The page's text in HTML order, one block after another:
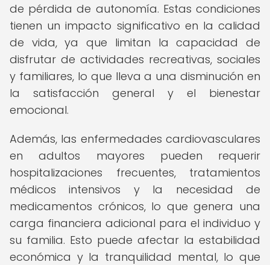
de pérdida de autonomía. Estas condiciones
tienen un impacto significativo en la calidad
de vida, ya que limitan la capacidad de
disfrutar de actividades recreativas, sociales
y familiares, lo que lleva a una disminución en
la satisfacción general y el bienestar
emocional.
Además, las enfermedades cardiovasculares
en adultos mayores pueden requerir
hospitalizaciones frecuentes, tratamientos
médicos intensivos y la necesidad de
medicamentos crónicos, lo que genera una
carga financiera adicional para el individuo y
su familia. Esto puede afectar la estabilidad
económica y la tranquilidad mental, lo que